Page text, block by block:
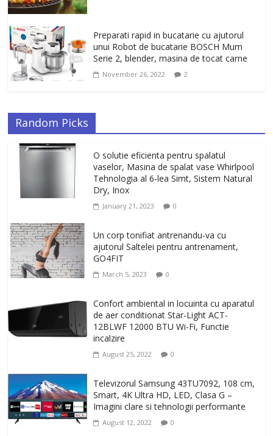
Preparati rapid in bucatarie cu ajutorul
unui Robot de bucatarie BOSCH Mum
Serie 2, blender, masina de tocat carne
November 26, 2022 2
Random Picks
O solutie eficienta pentru spalatul
vaselor, Masina de spalat vase Whirlpool
Tehnologia al 6-lea Simt, Sistem Natural
Dry, Inox
January 21, 2023 0
Un corp tonifiat antrenandu-va cu
ajutorul Saltelei pentru antrenament,
GO4FIT
March 5, 2023 0
Confort ambiental in locuinta cu aparatul
de aer conditionat Star-Light ACT-
12BLWF 12000 BTU Wi-Fi, Functie
incalzire
August 25, 2022 0
Televizorul Samsung 43TU7092, 108 cm,
Smart, 4K Ultra HD, LED, Clasa G –
Imagini clare si tehnologii performante
August 12, 2022 0